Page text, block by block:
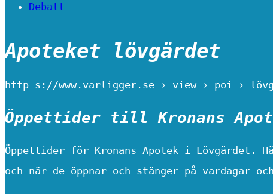
Debatt
Apoteket lövgärdet
http s://www.varligger.se › view › poi ›
Öppettider till Kronans
Öppettider för Kronans Apotek i Lövgärdet.
och när de öppnar och stänger på vardagar